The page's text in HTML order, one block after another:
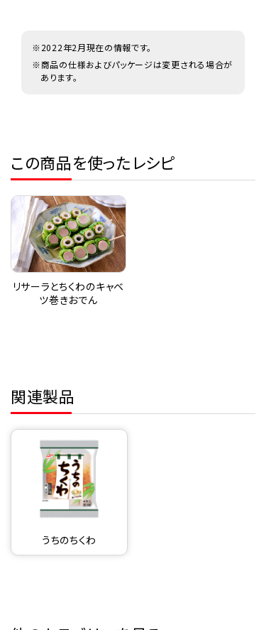
※2022年2月現在の情報です。
※商品の仕様およびパッケージは変更される場合が
あります。
この商品を使ったレシピ
リサーラとちくわのキャベ
ツ巻きおでん
関連製品
うちのちくわ